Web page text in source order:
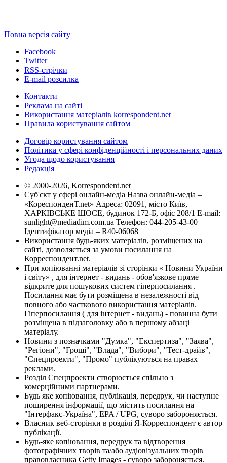
Повна версія сайту
Facebook
Twitter
RSS-стрічки
E-mail розсилка
Контакти
Реклама на сайті
Використання матеріалів korrespondent.net
Правила користування сайтом
Договір користування сайтом
Політика у сфері конфіденційності і персональних даних
Угода щодо користування
Редакція
© 2000-2026, Korrespondent.net
Суб'єкт у сфері онлайн-медіа Назва онлайн-медіа –
«КореспонденТ.net» Адреса: 02091, місто Київ,
ХАРКІВСЬКЕ ШОСЕ, будинок 172-Б, офіс 208/1 E-mail:
sunlight@mediadim.com.ua Телефон: 044-205-43-00
Ідентифікатор медіа – R40-06068
Використання будь-яких матеріалів, розміщених на
сайті, дозволяється за умови посилання на
Корреспондент.net.
При копіюванні матеріалів зі сторінки « Новини України
і світу» , для інтернет - видань - обов'язкове пряме
відкрите для пошукових систем гіперпосилання .
Посилання має бути розміщена в незалежності від
повного або часткового використання матеріалів.
Гіперпосилання ( для інтернет - видань) - повинна бути
розміщена в підзаголовку або в першому абзаці
матеріалу.
Новини з позначками "Думка", "Експертиза", "Заява",
"Регіони", "Гроші", "Влада", "Вибори", "Тест-драйв",
"Спецпроекти", "Промо" публікуються на правах
реклами.
Розділ Спецпроекти створюється спільно з
комерційними партнерами.
Будь яке копіювання, публікація, передрук, чи наступне
поширення інформації, що містить посилання на
"Інтерфакс-Україна", EPA / UPG, суворо забороняється.
Власник веб-сторінки в розділі Я-Корреспондент є автор
публікації.
Будь-яке копіювання, передрук та відтворення
фотографічних творів та/або аудіовізуальних творів
правовласника Getty Images - суворо забороняється.